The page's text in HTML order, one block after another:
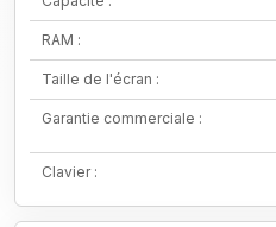
RAM :
Taille de l'écran :
Garantie commerciale :
Clavier :